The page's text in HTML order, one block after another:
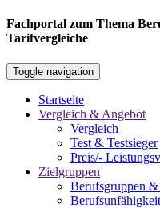
Fachportal zum Thema
Tarifvergleiche
Toggle navigation
Startseite
Vergleich & Angebot
Vergleich
Test & Testsieger
Preis/-
Zielgruppen
Berufsgruppen